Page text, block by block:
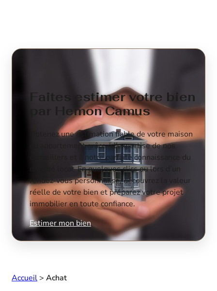
Faites estimer votre bien
par Hemon Camus
Obtenez une estimation fiable de votre maison
ou appartement grâce à l’expertise de nos
conseillers et à notre parfaite connaissance du
marché local. En quelques clics ou lors d’un
rendez-vous personnalisé, découvrez la valeur
réelle de votre bien et préparez votre projet
immobilier en toute confiance.
Estimer mon bien
Accueil > Achat